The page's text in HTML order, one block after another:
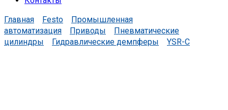
Главная
Festo
Промышленная
автоматизация
Приводы
Пневматические
цилиндры
Гидравлические демпферы YSR-C